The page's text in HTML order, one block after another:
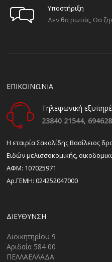
Υποστήριξη
Δεν θα ρωτάς, Θα
ΕΠΙΚΟΙΝΩΝΙΑ
Τηλεφωνική
23840 21544,
H εταιρία Σακαλίδης Βασίλειος
Ειδών μελισσοκομικής,
ΑΦΜ: 107025971
Αρ.ΓΕΜΗ: 024252047000
ΔΙΕΎΘΥΝΣΗ
Διοικητηρίου 9
Αριδαία 584 00
ΠΕΛΛΑΕΛΛΑΔΑ